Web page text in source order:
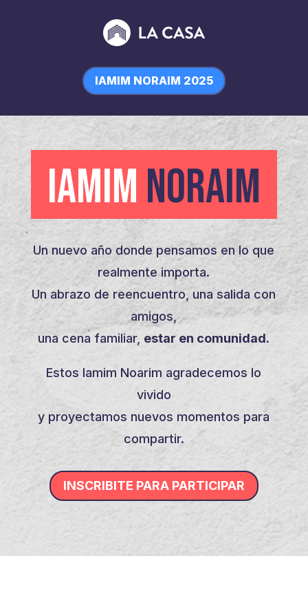
IAMIM NORAIM 2025
IAMIM NORAIM
Un nuevo año donde pensamos en lo que
realmente importa.
Un abrazo de reencuentro, una salida con
amigos,
una cena familiar, estar en comunidad.
Estos Iamim Noarim agradecemos lo
vivido
y proyectamos nuevos momentos para
compartir.
INSCRIBITE PARA PARTICIPAR